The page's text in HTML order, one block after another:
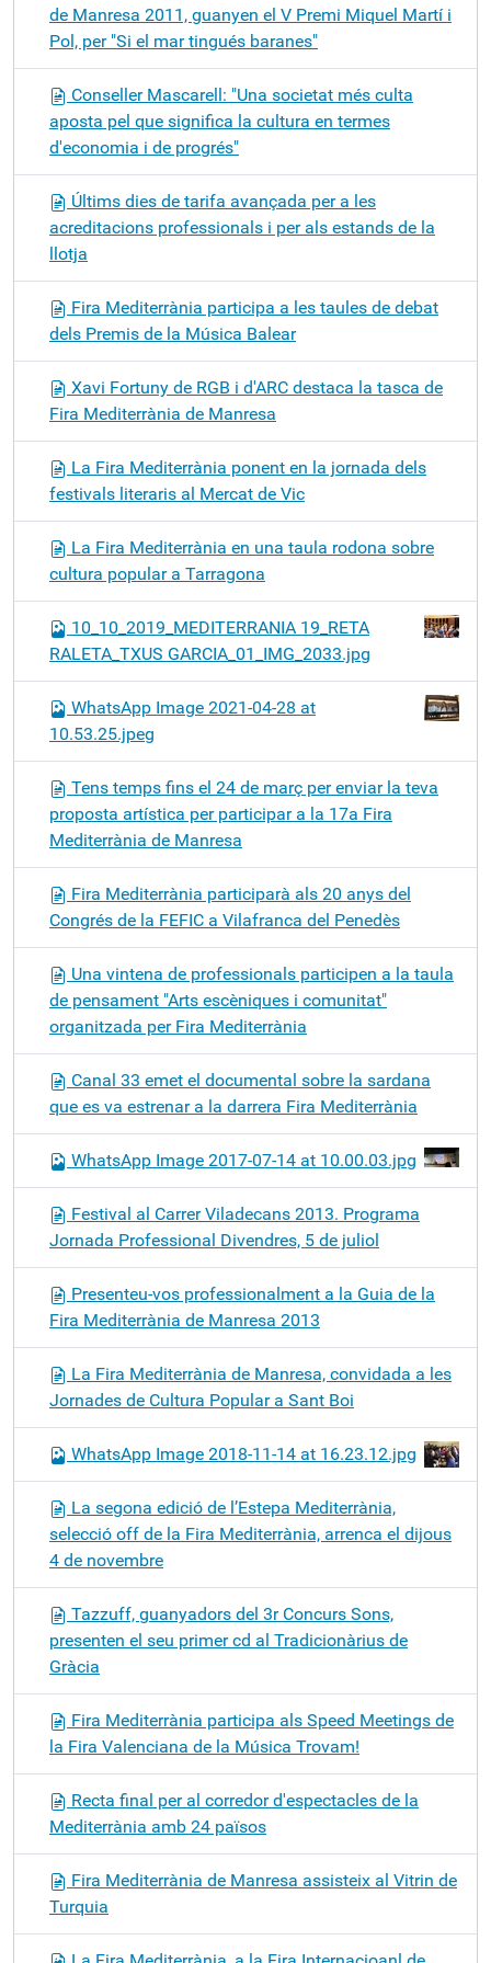
de Manresa 2011, guanyen el V Premi Miquel Martí i
Pol, per "Si el mar tingués baranes"
Conseller Mascarell: "Una societat més culta
aposta pel que significa la cultura en termes
d'economia i de progrés"
Últims dies de tarifa avançada per a les
acreditacions professionals i per als estands de la
llotja
Fira Mediterrània participa a les taules de debat
dels Premis de la Música Balear
Xavi Fortuny de RGB i d'ARC destaca la tasca de
Fira Mediterrània de Manresa
La Fira Mediterrània ponent en la jornada dels
festivals literaris al Mercat de Vic
La Fira Mediterrània en una taula rodona sobre
cultura popular a Tarragona
10_10_2019_MEDITERRANIA 19_RETA
RALETA_TXUS GARCIA_01_IMG_2033.jpg
WhatsApp Image 2021-04-28 at
10.53.25.jpeg
Tens temps fins el 24 de març per enviar la teva
proposta artística per participar a la 17a Fira
Mediterrània de Manresa
Fira Mediterrània participarà als 20 anys del
Congrés de la FEFIC a Vilafranca del Penedès
Una vintena de professionals participen a la taula
de pensament "Arts escèniques i comunitat"
organitzada per Fira Mediterrània
Canal 33 emet el documental sobre la sardana
que es va estrenar a la darrera Fira Mediterrània
WhatsApp Image 2017-07-14 at 10.00.03.jpg
Festival al Carrer Viladecans 2013. Programa
Jornada Professional Divendres, 5 de juliol
Presenteu-vos professionalment a la Guia de la
Fira Mediterrània de Manresa 2013
La Fira Mediterrània de Manresa, convidada a les
Jornades de Cultura Popular a Sant Boi
WhatsApp Image 2018-11-14 at 16.23.12.jpg
La segona edició de l’Estepa Mediterrània,
selecció off de la Fira Mediterrània, arrenca el dijous
4 de novembre
Tazzuff, guanyadors del 3r Concurs Sons,
presenten el seu primer cd al Tradicionàrius de
Gràcia
Fira Mediterrània participa als Speed Meetings de
la Fira Valenciana de la Música Trovam!
Recta final per al corredor d'espectacles de la
Mediterrània amb 24 països
Fira Mediterrània de Manresa assisteix al Vitrin de
Turquia